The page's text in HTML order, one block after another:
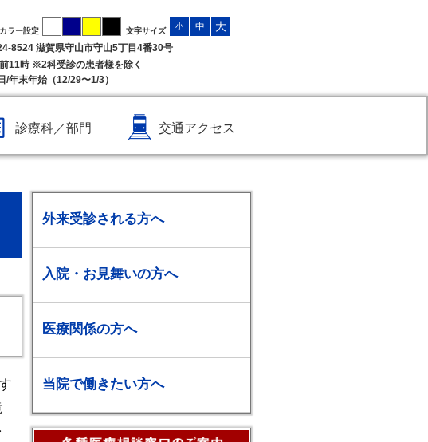
カラー設定 文字サイズ
小 中 大
8524 滋賀県守山市守山5丁目4番30号
11時 ※2科受診の患者様を除く
年末年始（12/29〜1/3）
診療科／部門 交通アクセス
外来受診される方へ
入院・お見舞いの方へ
医療関係の方へ
当院で働きたい方へ